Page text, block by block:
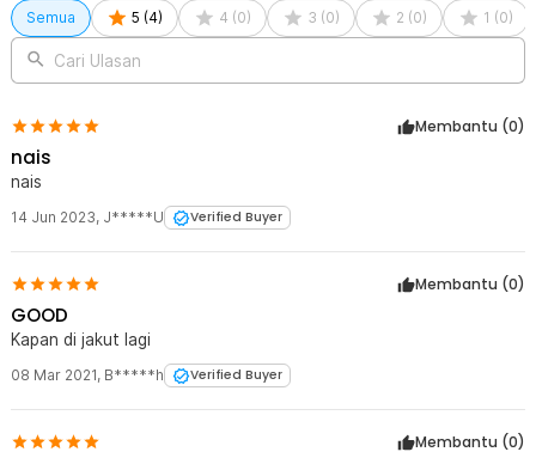
1 x Box Kontrol
1 x Arm Rest
1 x Panduan Penggunaan
Semua 5 (4) 4 (0) 3 (0) 2 (0) 1 (0)
Cari Ulasan
Membantu (0)
nais
nais
14 Jun 2023, J*****U Verified Buyer
Membantu (0)
GOOD
Kapan di jakut lagi
08 Mar 2021, B*****h Verified Buyer
Membantu (0)